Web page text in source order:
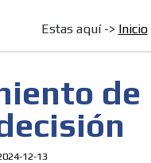
decisiónEstas aquí -> Inicio
12-13